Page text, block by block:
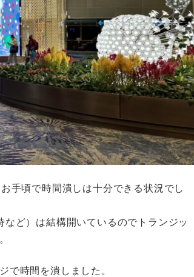
手頃で時間潰しは十分できる状況でし
ど）は結構開いているのでトランジッ
時間を潰しました。